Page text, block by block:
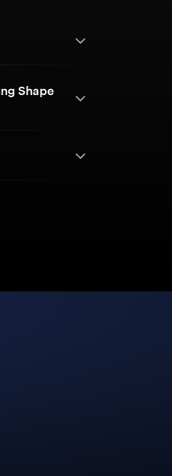
Shape